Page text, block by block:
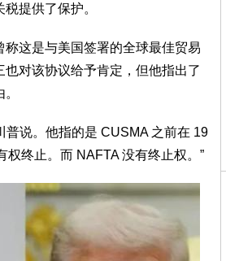
提供了保护。
称这是与美国签署的全球最佳贸易
也对该协议给予肯定，但他指出了
普说。他指的是 CUSMA 之前在 19
终止。而 NAFTA 没有终止权。”